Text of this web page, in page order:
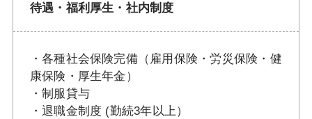
待遇・福利厚生・社内制度
・各種社会保険完備（雇用保険・労災保険・健
康保険・厚生年金）
・制服貸与
・退職金制度 (勤続3年以上）